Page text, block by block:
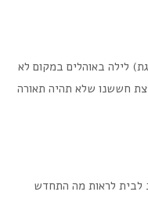
לילה באוהלים במקום לא
חששנו שלא תהיה תאורה
מסביב לבית לראות מה התחדש